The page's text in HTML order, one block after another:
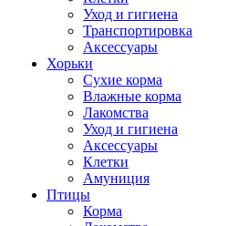
Уход и гигиена
Транспортировка
Аксессуары
Хорьки
Сухие корма
Влажные корма
Лакомства
Уход и гигиена
Аксессуары
Клетки
Амуниция
Птицы
Корма